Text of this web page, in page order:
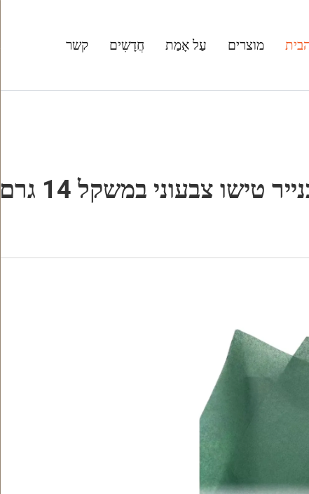
מוצרים עַל אָמַת חֲדָשִים קשר
במשקל 14 גרם לאריזת מתנות קלות